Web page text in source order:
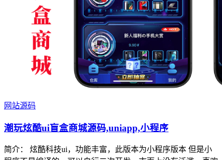
网站源码
潮玩炫酷ui盲盒商城源码,uniapp,小程序
简介： 炫酷科技ui，功能丰富，此版本为小程序版本 但是小